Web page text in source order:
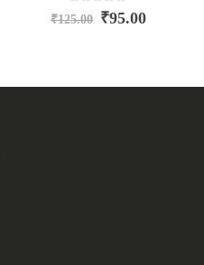
out of 5
₹125.00 ₹95.00